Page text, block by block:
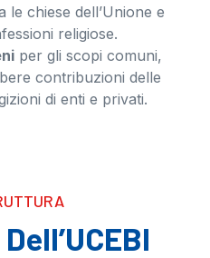
le chiese dell’Unione e
religiose.
per gli scopi comuni,
contribuzioni delle
di enti e privati.